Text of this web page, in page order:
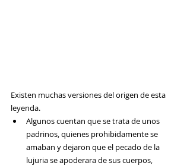
Existen muchas versiones del origen de esta
leyenda.
Algunos cuentan que se trata de unos
padrinos, quienes prohibidamente se
amaban y dejaron que el pecado de la
lujuria se apoderara de sus cuerpos,